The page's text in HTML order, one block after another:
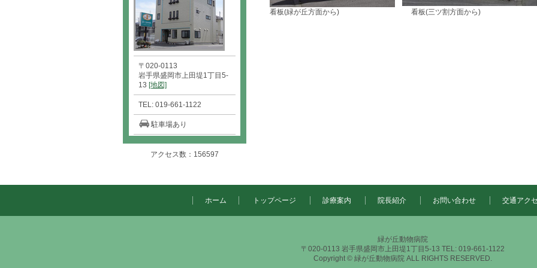
看板(緑が丘方面から) 看板(三ツ割方面から)
〒020-0113
岩手県盛岡市上田堤1丁目5-
13 [地図]
TEL: 019-661-1122
駐車場あり
アクセス数：156597
ホーム トップページ 診療案内 院長紹介 お問い合わせ 交通アク
緑が丘動物病院
〒020-0113 岩手県盛岡市上田堤1丁目5-13 TEL: 019-661-1122
Copyright © 緑が丘動物病院 ALL RIGHTS RESERVED.